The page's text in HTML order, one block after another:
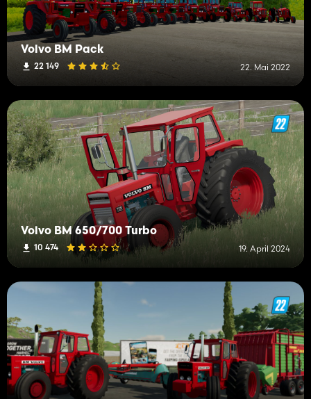
Volvo BM Pack
22 149 22. Mai 2022
Volvo BM 650/700 Turbo
10 474 19. April 2024